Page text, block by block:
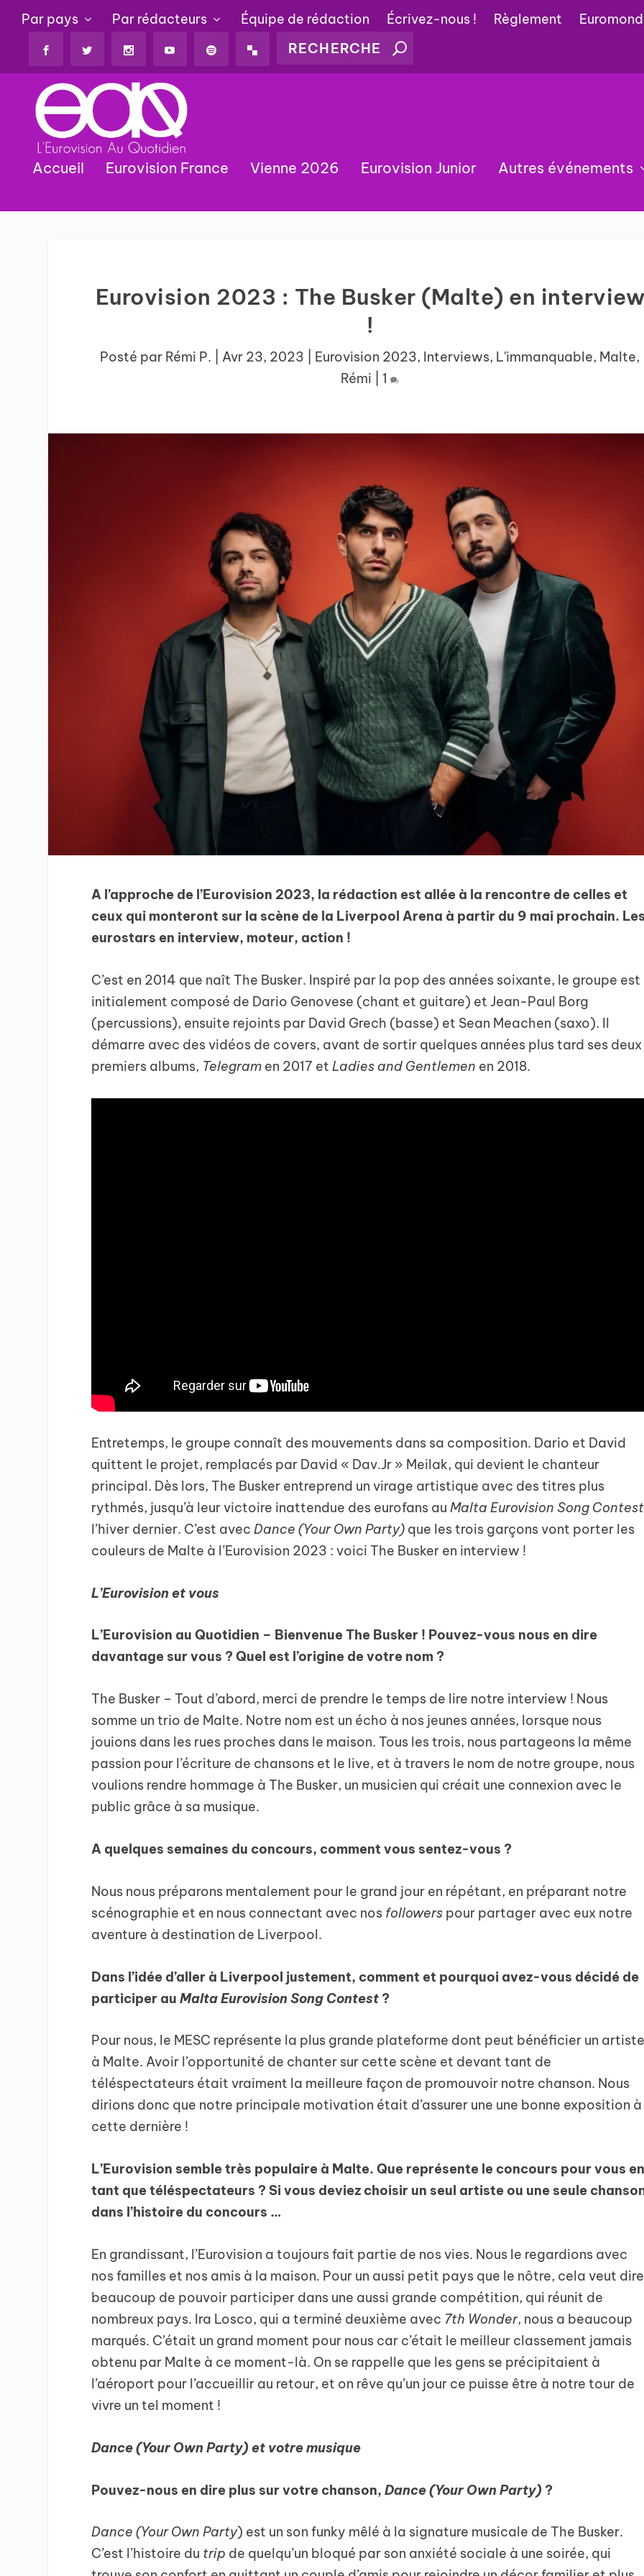
Par pays Par rédacteurs Équipe de rédaction Écrivez-nous ! Règlement
Accueil Eurovision France Vienne 2026 Eurovision Junior Autres événements
Eurovision 2023 : The Busker (Malte) en
!
Posté par Rémi P. Avr 23, 2023 Eurovision 2023, Interviews, L'immanquable, Malte,
Rémi |1
A l’approche de l’Eurovision 2023, la rédaction est allée à la rencontre de celles et
ceux qui monteront sur la scène de la Liverpool Arena à partir du 9 mai prochain.
eurostars en interview, moteur, action !
C’est en 2014 que naît The Busker. Inspiré par la pop des années soixante, le groupe est
initialement composé de Dario Genovese (chant et guitare) et Jean-Paul Borg
(percussions), ensuite rejoints par David Grech (basse) et Sean Meachen (saxo). Il
démarre avec des vidéos de covers, avant de sortir quelques années plus tard ses deux
premiers albums, Telegram en 2017 etLadies and Gentlemen en 2018.
Entretemps, le groupe connaît des mouvements dans sa composition. Dario et David
quittent le projet, remplacés par David « Dav.Jr » Meilak, qui devient le chanteur
principal. Dès lors, The Busker entreprend un virage artistique avec des titres plus
rythmés, jusqu’à leur victoire inattendue des eurofans auMalta Eurovision Song Contest
l’hiver dernier. C’est avecDance (Your Own Party) que les trois garçons vont porter les
couleurs de Malte à l’Eurovision 2023 : voici The Busker en interview !
L’Eurovision et vous
L’Eurovision au Quotidien – Bienvenue The Busker ! Pouvez-vous nous en dire
davantage sur vous ? Quel est l’origine de votre nom ?
The Busker – Tout d’abord, merci de prendre le temps de lire notre interview ! Nous
somme un trio de Malte. Notre nom est un écho à nos jeunes années, lorsque nous
jouions dans les rues proches dans le maison. Tous les trois, nous partageons la même
passion pour l’écriture de chansons et le live, et à travers le nom de notre groupe, nous
voulions rendre hommage à The Busker, un musicien qui créait une connexion avec le
public grâce à sa musique.
A quelques semaines du concours, comment vous sentez-vous ?
Nous nous préparons mentalement pour le grand jour en répétant, en préparant notre
scénographie et en nous connectant avec nos followers pour partager avec eux notre
aventure à destination de Liverpool.
Dans l’idée d’aller à Liverpool justement, comment et pourquoi avez-vous décidé de
participer auMalta Eurovision Song Contest ?
Pour nous, le MESC représente la plus grande plateforme dont peut bénéficier un
à Malte. Avoir l’opportunité de chanter sur cette scène et devant tant de
téléspectateurs était vraiment la meilleure façon de promouvoir notre chanson. Nous
dirions donc que notre principale motivation était d’assurer une une bonne exposition à
cette dernière !
L’Eurovision semble très populaire à Malte. Que représente le concours pour vous
tant que téléspectateurs ? Si vous deviez choisir un seul artiste ou une seule
dans l’histoire du concours …
En grandissant, l’Eurovision a toujours fait partie de nos vies. Nous le regardions avec
nos familles et nos amis à la maison. Pour un aussi petit pays que le nôtre, cela veut dire
beaucoup de pouvoir participer dans une aussi grande compétition, qui réunit de
nombreux pays. Ira Losco, qui a terminé deuxième avec 7th Wonder, nous a beaucoup
marqués. C’était un grand moment pour nous car c’était le meilleur classement jamais
obtenu par Malte à ce moment-là. On se rappelle que les gens se précipitaient à
l’aéroport pour l’accueillir au retour, et on rêve qu’un jour ce puisse être à notre tour de
vivre un tel moment !
Dance (Your Own Party) et votre musique
Pouvez-nous en dire plus sur votre chanson,Dance (Your Own Party) ?
Dance (Your Own Party) est un son funky mêlé à la signature musicale de The Busker.
C’est l’histoire du trip de quelqu’un bloqué par son anxiété sociale à une soirée, qui